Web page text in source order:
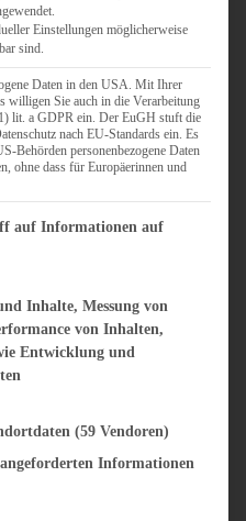
AUF DEM TISCH
& FISCH
/ BARBECUE
BACKEN
POT-GERICHTE
& NUDELGERICHTE
TARTES & QUICHES
REIS & RISOTTO
& SNACKS
VORSPEISEN
& HERZHAFT
SAUCEN, CHUTNEYS
Einstellungen möglicherweise
sind.
Daten in den USA. Mit Ihrer
willigen Sie auch in die Verarbeitung
lit. a GDPR ein. Der EuGH stuft die
nach EU-Standards ein. Es
Behörden personenbezogene Daten
ohne dass für Europäerinnen und
des IAB Transparency and Consent
auf Informationen auf
Inhalte, Messung von
von Inhalten,
Entwicklung und
(59 Vendoren)
Informationen